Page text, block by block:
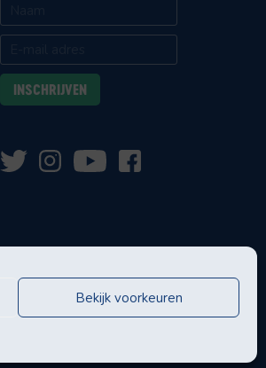
Bekijk voorkeuren